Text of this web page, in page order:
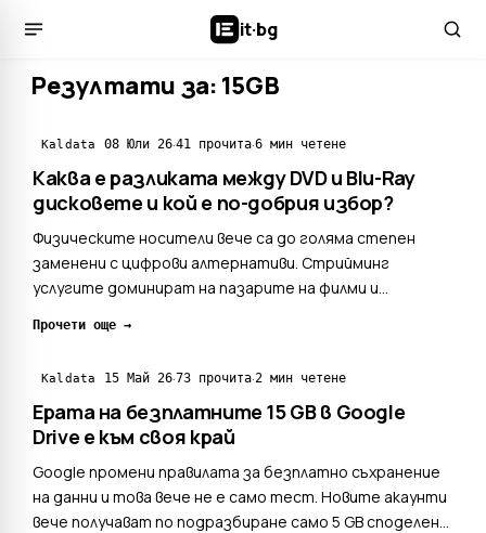
it·bg
Резултати за: 15GB
Kaldata 08 Юли 26·41 прочита·6 мин четене
Каква е разликата между DVD и Blu-Ray
дисковете и кой е по-добрия избор?
Физическите носители вече са до голяма степен
заменени с цифрови алтернативи. Стрийминг
услугите доминират на пазарите на филми и
използват платформи като Steam или специализирани
сравнително ново явление, ко...
Прочети още →
Kaldata 15 Май 26·73 прочита·2 мин четене
Ерата на безплатните 15 GB в Google
Drive е към своя край
Google промени правилата за безплатно съхранение
на данни и това вече не е само тест. Новите акаунти
вече получават по подразбиране само 5 GB споделено